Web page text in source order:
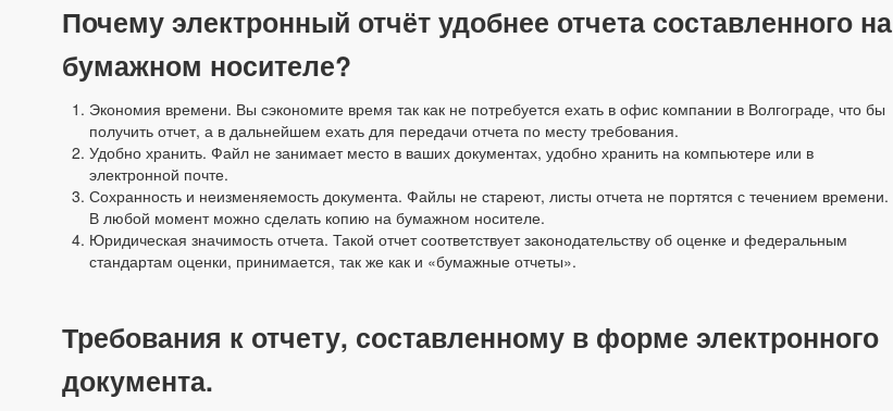
Почему электронный отчёт удобнее отчета составленного на
бумажном носителе?
Экономия времени. Вы сэкономите время так как не потребуется ехать в офис компании в Волгограде, что бы
получить отчет, а в дальнейшем ехать для передачи отчета по месту требования.
Удобно хранить. Файл не занимает место в ваших документах, удобно хранить на компьютере или в
электронной почте.
Сохранность и неизменяемость документа. Файлы не стареют, листы отчета не портятся с течением времени.
В любой момент можно сделать копию на бумажном носителе.
Юридическая значимость отчета. Такой отчет соответствует законодательству об оценке и федеральным
стандартам оценки, принимается, так же как и «бумажные отчеты».
Требования к отчету, составленному в форме электронного
документа.